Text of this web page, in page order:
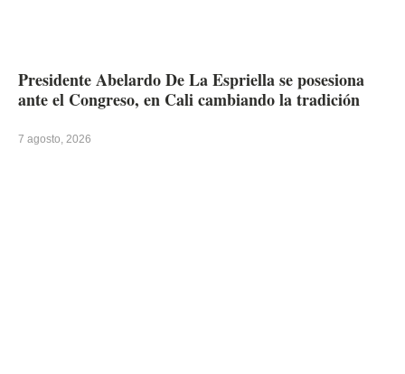
Presidente Abelardo De La Espriella se posesiona
ante el Congreso, en Cali cambiando la tradición
7 agosto, 2026